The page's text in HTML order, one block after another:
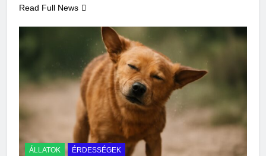
Read Full News
ÁLLATOK ÉRDESSÉGEK